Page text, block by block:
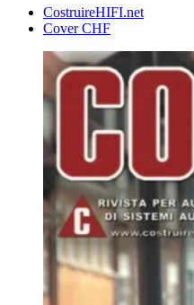
CostruireHIFI.net
Cover CHF